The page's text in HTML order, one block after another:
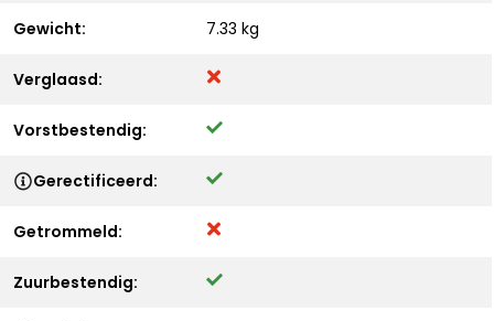
Gewicht: 7.33 kg
Verglaasd:
Vorstbestendig:
Gerectificeerd:
Getrommeld:
Zuurbestendig: